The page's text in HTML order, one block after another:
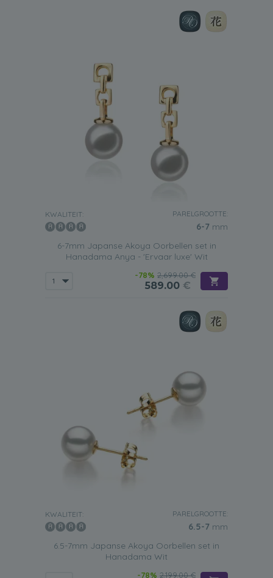
KWALITEIT: PARELGROOTTE:
6-7 mm
6-7mm Japanse Akoya Oorbellen set in
Hanadama Anya - 'Ervaar luxe' Wit
-78% 2,699.00 €
589.00 €
KWALITEIT: PARELGROOTTE:
6.5-7 mm
6.5-7mm Japanse Akoya Oorbellen set in
Hanadama Wit
-78% 2,199.00 €